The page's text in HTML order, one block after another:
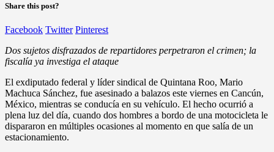
Share this post?
Facebook Twitter Pinterest
Dos sujetos disfrazados de repartidores perpetraron el crimen; la
fiscalía ya investiga el ataque
El exdiputado federal y líder sindical de Quintana Roo, Mario
Machuca Sánchez, fue asesinado a balazos este viernes en Cancún,
México, mientras se conducía en su vehículo. El hecho ocurrió a
plena luz del día, cuando dos hombres a bordo de una motocicleta le
dispararon en múltiples ocasiones al momento en que salía de un
estacionamiento.